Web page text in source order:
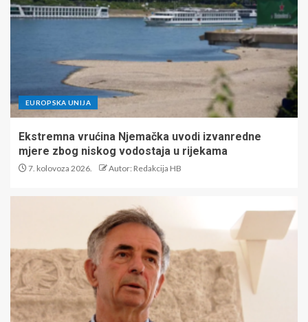
EUROPSKA UNIJA
Ekstremna vrućina Njemačka uvodi izvanredne
mjere zbog niskog vodostaja u rijekama
7. kolovoza 2026. Autor: Redakcija HB